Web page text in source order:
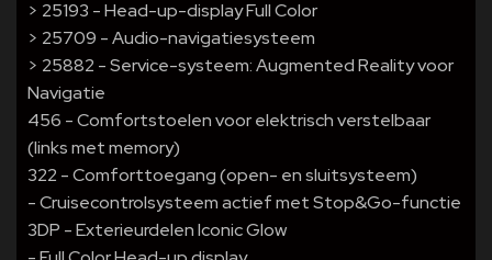
> 25193 - Head-up-display Full Color
> 25709 - Audio-navigatiesysteem
> 25882 - Service-systeem: Augmented Reality voor
Navigatie
456 - Comfortstoelen voor elektrisch verstelbaar
(links met memory)
322 - Comforttoegang (open- en sluitsysteem)
- Cruisecontrolsysteem actief met Stop&Go-functie
3DP - Exterieurdelen Iconic Glow